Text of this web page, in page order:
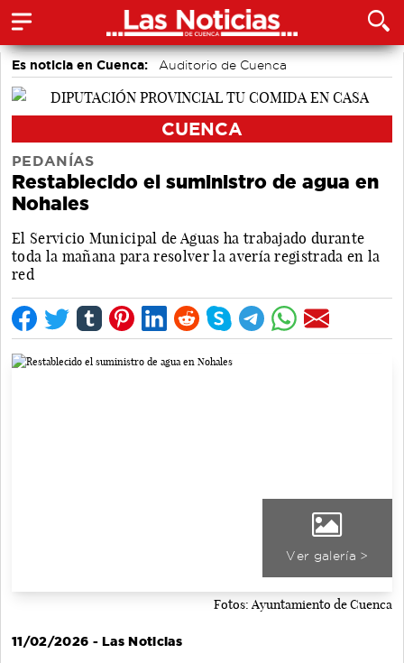
Es noticia en Cuenca: Auditorio de Cuenca
CUENCA
PEDANÍAS
Restablecido el suministro de agua en
Nohales
El Servicio Municipal de Aguas ha trabajado durante
toda la mañana para resolver la avería registrada en la
red
Ver galería >
Fotos: Ayuntamiento de Cuenca
11/02/2026 - Las Noticias